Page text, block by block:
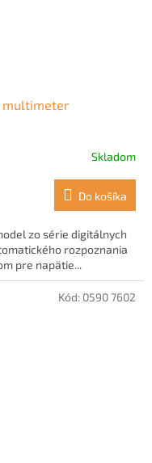
multimeter
Skladom
Do košíka
zo série digitálnych
rozpoznania
pre napätie...
Kód: 0590 7602